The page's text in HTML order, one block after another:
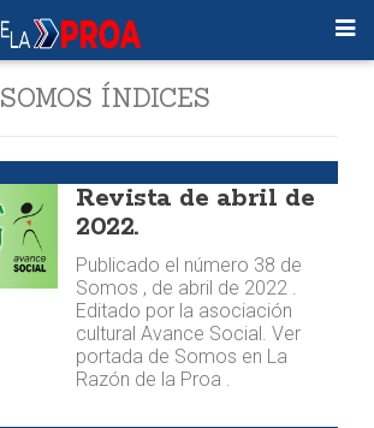
SOMOS ÍNDICES
Revista de abril de
2022.
Publicado el número 38 de
Somos , de abril de 2022 .
Editado por la asociación
cultural Avance Social. Ver
portada de Somos en La
Razón de la Proa .